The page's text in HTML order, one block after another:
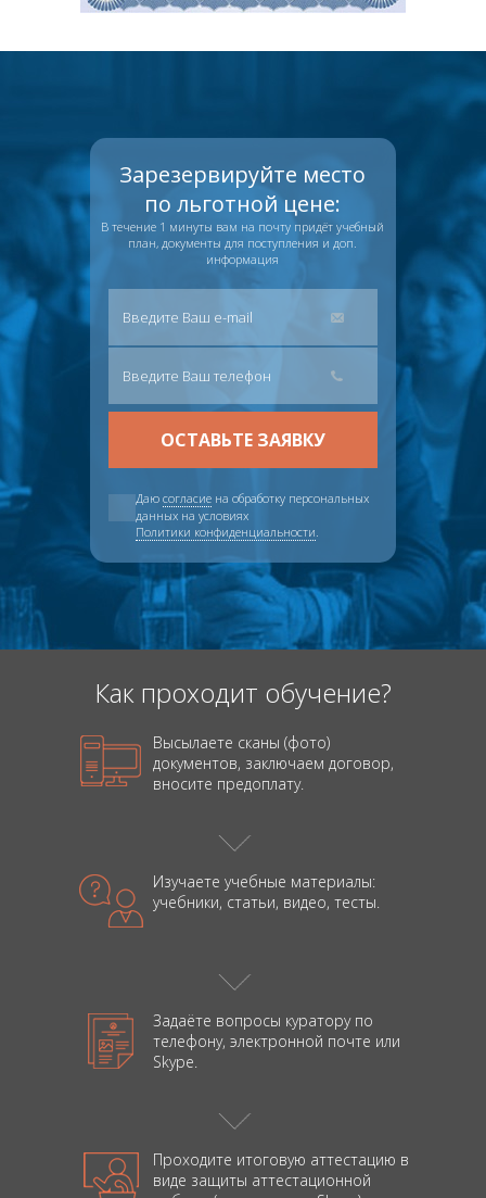
Зарезервируйте место
по льготной цене:
В течение 1 минуты вам на почту придёт учебный
план, документы для поступления и доп.
информация
Даюсогласие на обработку персональных
данных на условиях
Политики конфиденциальности
Как проходит обучение?
Высылаете сканы (фото)
документов, заключаем договор,
вносите предоплату.
Изучаете учебные материалы:
учебники, статьи, видео, тесты.
Задаёте вопросы кураторупо
телефону, электронной почте или
Skype.
Проходите итоговую аттестацию в
виде защиты аттестационной